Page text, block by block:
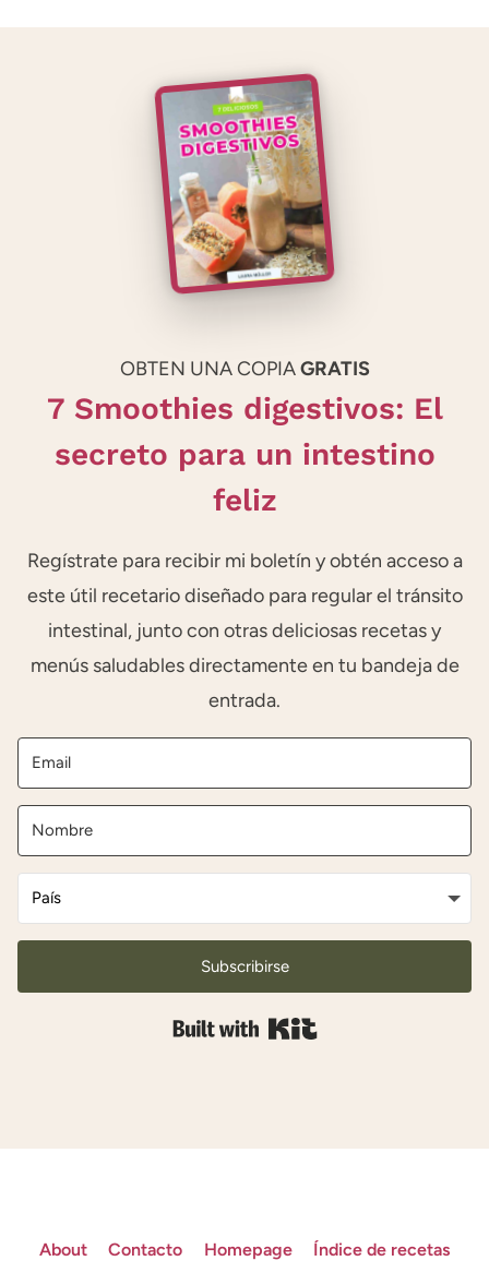
OBTEN UNA COPIAGRATIS
7 Smoothies digestivos: El
secreto para un intestino
feliz
Regístrate para recibir mi boletín y obtén acceso a
este útil recetario diseñado para regular el tránsito
intestinal, junto con otras deliciosas recetas y
menús saludables directamente en tu bandeja de
entrada.
Subscribirse
Built with Kit
About Contacto Homepage Índice de recetas